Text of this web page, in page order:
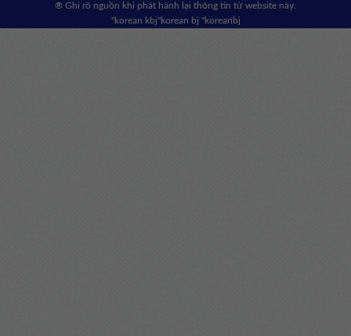
® Ghi rõ nguồn khi phát hành lại thông tin từ website này.
"korean kbj​"korean bj "koreanbj​